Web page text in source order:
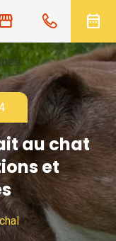
date_range
au chat
et